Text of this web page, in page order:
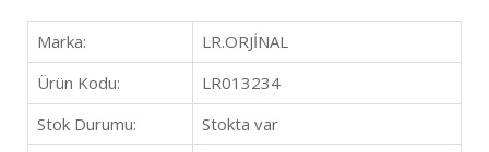
Marka:
LR.ORJİNAL
Ürün Kodu:
LR013234
Stok Durumu:
Stokta var